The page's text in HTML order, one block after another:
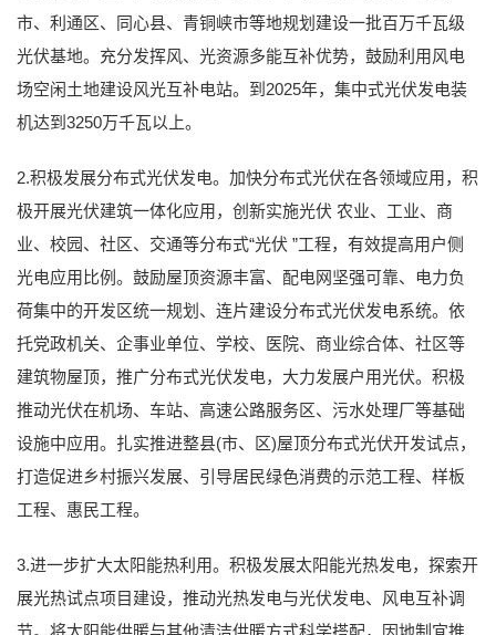
市、利通区、同心县、青铜峡市等地规划建设一批百万千瓦级
光伏基地。充分发挥风、光资源多能互补优势，鼓励利用风电
场空闲土地建设风光互补电站。到2025年，集中式光伏发电装
机达到3250万千瓦以上。
2.积极发展分布式光伏发电。加快分布式光伏在各领域应用，积
极开展光伏建筑一体化应用，创新实施光伏 农业、工业、商
业、校园、社区、交通等分布式“光伏 ”工程，有效提高用户侧
光电应用比例。鼓励屋顶资源丰富、配电网坚强可靠、电力负
荷集中的开发区统一规划、连片建设分布式光伏发电系统。依
托党政机关、企事业单位、学校、医院、商业综合体、社区等
建筑物屋顶，推广分布式光伏发电，大力发展户用光伏。积极
推动光伏在机场、车站、高速公路服务区、污水处理厂等基础
设施中应用。扎实推进整县(市、区)屋顶分布式光伏开发试点，
打造促进乡村振兴发展、引导居民绿色消费的示范工程、样板
工程、惠民工程。
3.进一步扩大太阳能热利用。积极发展太阳能光热发电，探索开
展光热试点项目建设，推动光热发电与光伏发电、风电互补调
节。将太阳能供暖与其他清洁供暖方式科学搭配，因地制宜推